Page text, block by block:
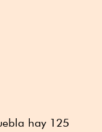
hay 125